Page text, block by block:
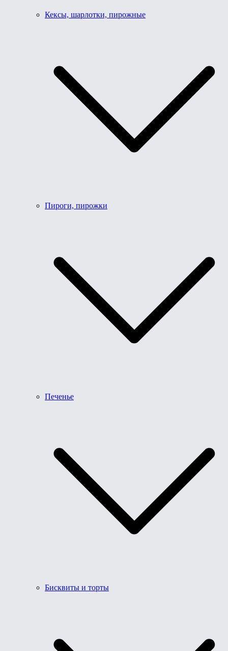
Кексы, шарлотки, пирожные
Пироги, пирожки
Печенье
Бисквиты и торты